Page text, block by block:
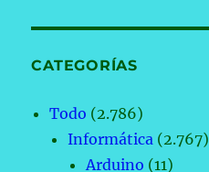
CATEGORÍAS
Todo (2.786)
Informática (2.767)
Arduino (11)